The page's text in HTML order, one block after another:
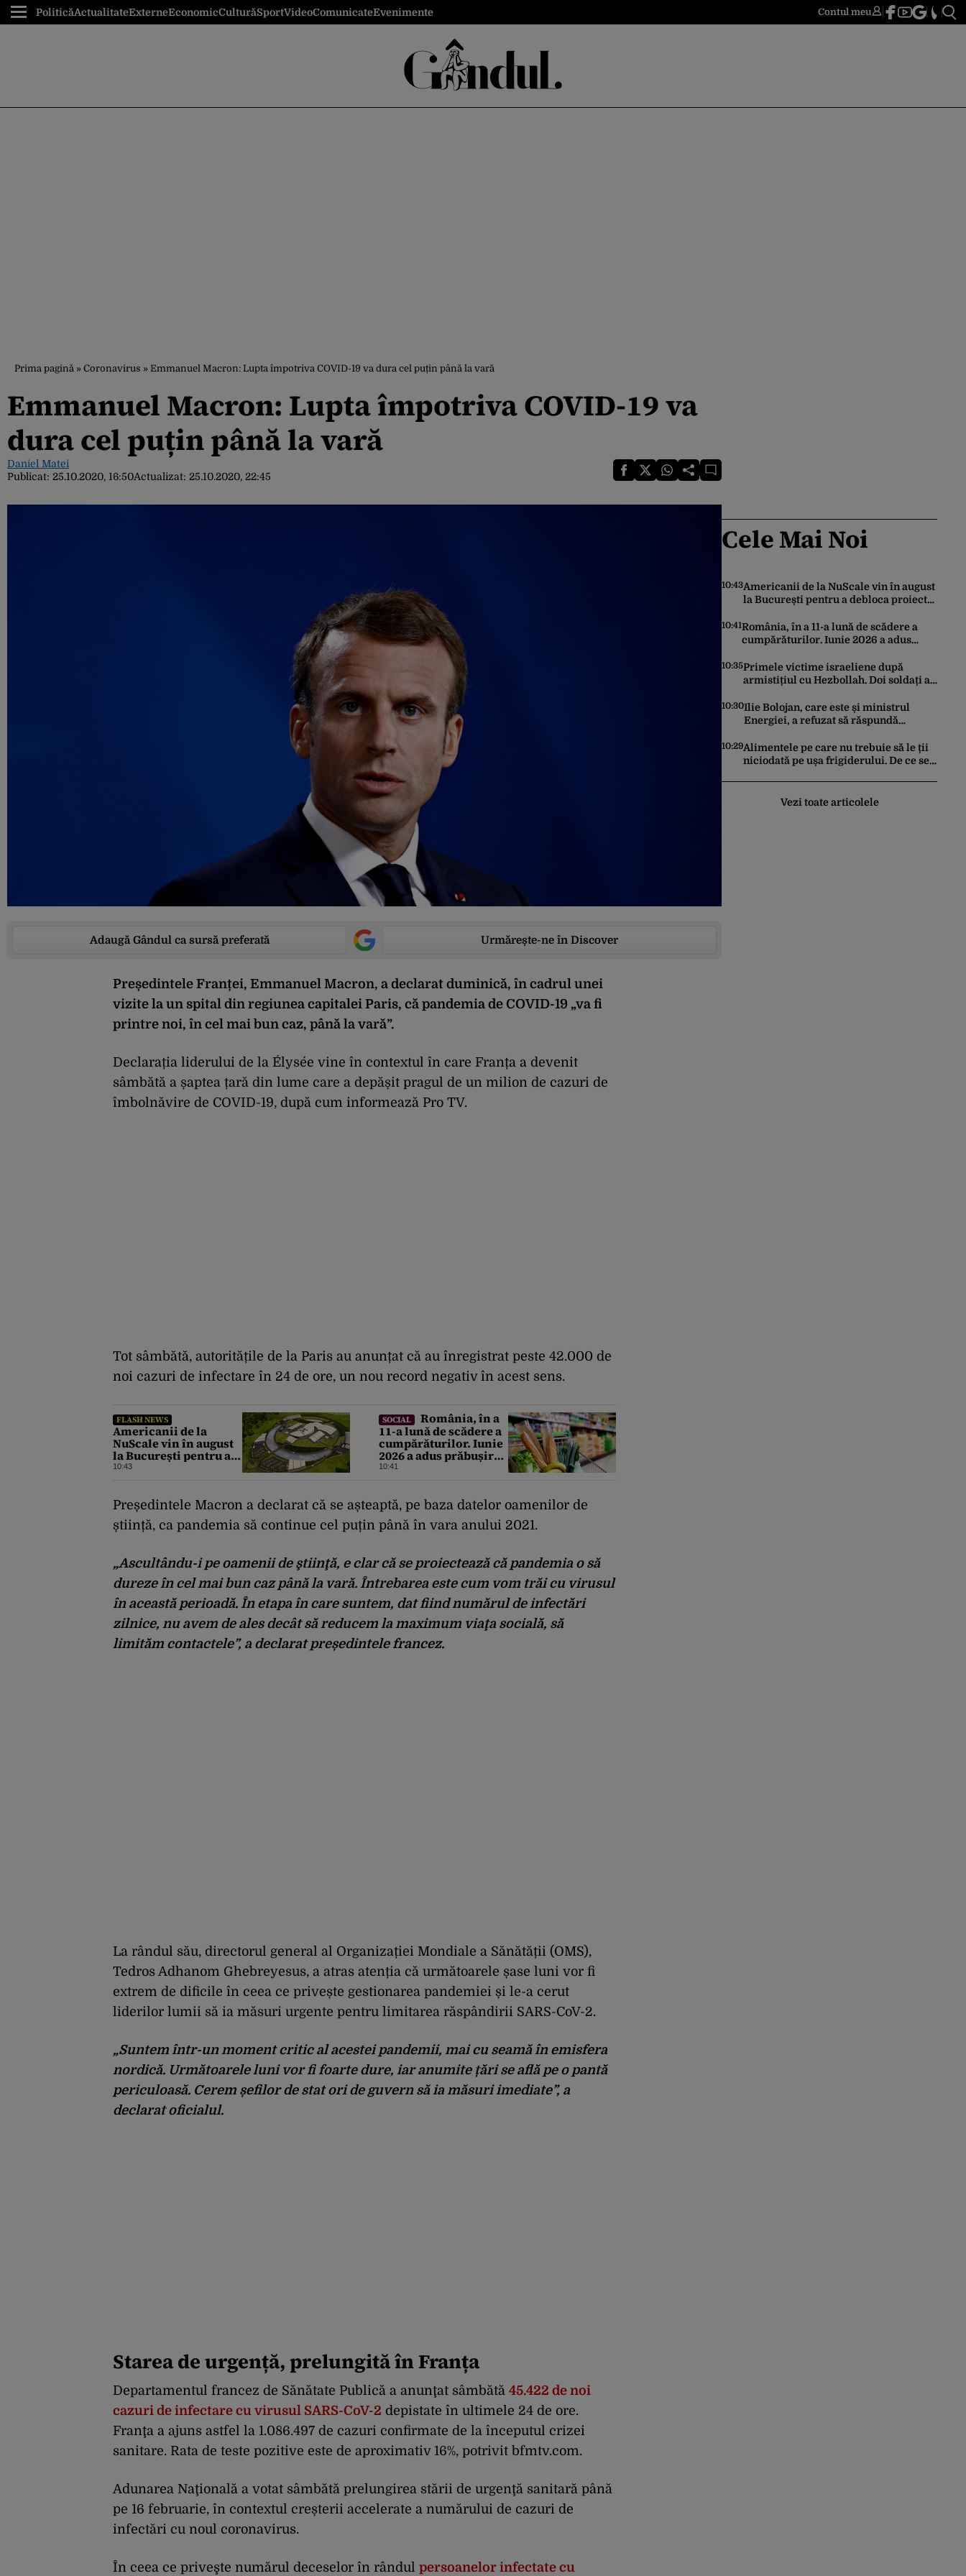
PoliticăActualitateExterneEconomicCulturăSportVideoComunicateEvenimente Contul meu
Prima pagină » Coronavirus » Emmanuel Macron: Lupta împotriva COVID-19 va dura cel puțin până la vară
Emmanuel Macron: Lupta împotriva COVID-19 va
dura cel puțin până la vară
Daniel Matei
Publicat: 25.10.2020, 16:50Actualizat: 25.10.2020, 22:45
Adaugă Gândul ca sursă preferată Urmărește-ne în Discover
Președintele Franței, Emmanuel Macron, a declarat duminică, în cadrul unei
vizite la un spital din regiunea capitalei Paris, că pandemia de COVID-19 „va fi
printre noi, în cel mai bun caz, până la vară”.
Declarația liderului de la Élysée vine în contextul în care Franța a devenit
sâmbătă a șaptea țară din lume care a depășit pragul de un milion de cazuri de
îmbolnăvire de COVID-19, după cum informează Pro TV.
Tot sâmbătă, autoritățile de la Paris au anunțat că au înregistrat peste 42.000 de
noi cazuri de infectare în 24 de ore, un nou record negativ în acest sens.
FLASH NEWS
Americanii de la
NuScale vin în august
la București pentru a
debloca proiectul SMR
10:43
SOCIAL
România, în a
11-a lună de scădere a
cumpărăturilor. Iunie
2026 a adus prăbușirea
comerțului, potrivit
10:41
Președintele Macron a declarat că se așteaptă, pe baza datelor oamenilor de
știință, ca pandemia să continue cel puțin până în vara anului 2021.
„Ascultându-i pe oamenii de ştiinţă, e clar că se proiectează că pandemia o să
dureze în cel mai bun caz până la vară. Întrebarea este cum vom trăi cu virusul
în această perioadă. În etapa în care suntem, dat fiind numărul de infectări
zilnice, nu avem de ales decât să reducem la maximum viaţa socială, să
limităm contactele”, a declarat președintele francez.
La rândul său, directorul general al Organizației Mondiale a Sănătății (OMS),
Tedros Adhanom Ghebreyesus, a atras atenția că următoarele șase luni vor fi
extrem de dificile în ceea ce privește gestionarea pandemiei și le-a cerut
liderilor lumii să ia măsuri urgente pentru limitarea răspândirii SARS-CoV-2.
„Suntem într-un moment critic al acestei pandemii, mai cu seamă în emisfera
nordică. Următoarele luni vor fi foarte dure, iar anumite țări se află pe o pantă
periculoasă. Cerem șefilor de stat ori de guvern să ia măsuri imediate”, a
declarat oficialul.
Starea de urgență, prelungită în Franța
Departamentul francez de Sănătate Publică a anunţat sâmbătă 45.422 de noi
cazuri de infectare cu virusul SARS-CoV-2 depistate în ultimele 24 de ore.
Franţa a ajuns astfel la 1.086.497 de cazuri confirmate de la începutul crizei
sanitare. Rata de teste pozitive este de aproximativ 16%, potrivit bfmtv.com.
Adunarea Naţională a votat sâmbătă prelungirea stării de urgenţă sanitară până
pe 16 februarie, în contextul creșterii accelerate a numărului de cazuri de
infectări cu noul coronavirus.
În ceea ce priveşte numărul deceselor în rândul persoanelor infectate cu
Cele Mai Noi
10:43Americanii de la NuScale vin în august
la București pentru a debloca proiectul
10:41România, în a 11-a lună de scădere a
cumpărăturilor. Iunie 2026 a adus
INS
10:35Primele victime israeliene după
armistițiul cu Hezbollah. Doi soldați au
aerian israelian a ucis un civil
10:30Ilie Bolojan, care este și ministrul
Energiei, a refuzat să răspundă
situația din energie. România
traversează în acest moment cea mai
Revoluție
10:29Alimentele pe care nu trebuie să le ții
niciodată pe ușa frigiderului. De ce se
Vezi toate articolele